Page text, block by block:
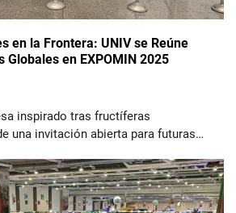
en la Frontera: UNIV se Reúne
Globales en EXPOMIN 2025
inspirado tras fructíferas
una invitación abierta para futuras
La reciente 36ª Feria Internacional
en Acapulco fue un éxito rotundo...